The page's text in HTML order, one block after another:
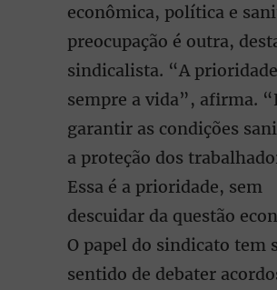
econômica, política e
preocupação é outra,
sindicalista. “A
sempre a vida”, afirma.
garantir as condições
a proteção dos
Essa é a prioridade, sem
descuidar da questão
O papel do sindicato tem
sentido de debater